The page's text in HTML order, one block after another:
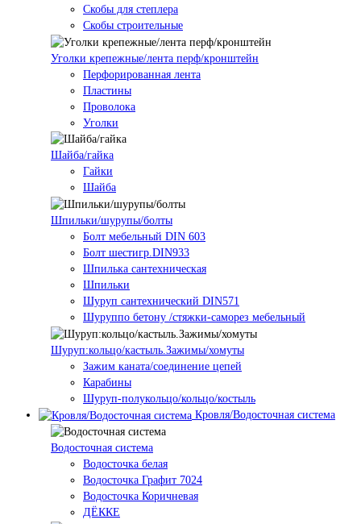
Скобы для степлера
Скобы строительные
Уголки крепежные/лента перф/кронштейн
Перфорированная лента
Пластины
Проволока
Уголки
Шайба/гайка
Гайки
Шайба
Шпильки/шурупы/болты
Болт мебельный DIN 603
Болт шестигр.DIN933
Шпилька сантехническая
Шпильки
Шуруп сантехнический DIN571
Шуруппо бетону /стяжки-саморез мебельный
Шуруп:кольцо/кастыль.Зажимы/хомуты
Зажим каната/соединение цепей
Карабины
Шуруп-полукольцо/кольцо/костыль
Кровля/Водосточная система
Водосточная система
Водосточка белая
Водосточка Графит 7024
Водосточка Коричневая
ДЁККЕ